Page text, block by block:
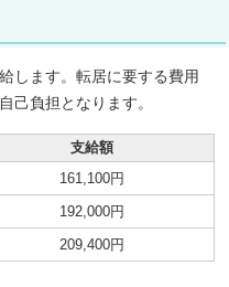
します。転居に要する費用
己負担となります。
支給額
161,100円
192,000円
209,400円